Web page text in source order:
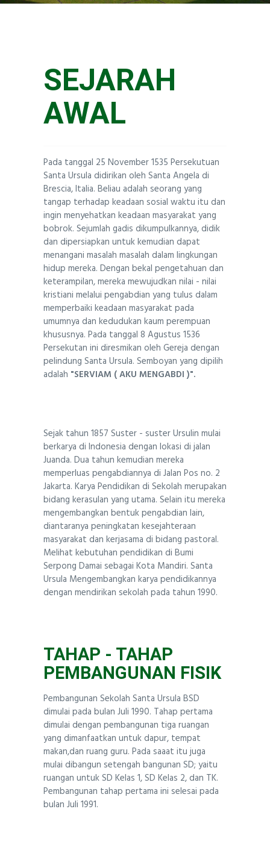
SEJARAH
AWAL
Pada tanggal 25 November 1535 Persekutuan
Santa Ursula didirikan oleh Santa Angela di
Brescia, Italia. Beliau adalah seorang yang
tangap terhadap keadaan sosial waktu itu dan
ingin menyehatkan keadaan masyarakat yang
bobrok. Sejumlah gadis dikumpulkannya, didik
dan dipersiapkan untuk kemudian dapat
menangani masalah masalah dalam lingkungan
hidup mereka. Dengan bekal pengetahuan dan
keterampilan, mereka mewujudkan nilai - nilai
kristiani melalui pengabdian yang tulus dalam
memperbaiki keadaan masyarakat pada
umumnya dan kedudukan kaum perempuan
khususnya. Pada tanggal 8 Agustus 1536
Persekutan ini diresmikan oleh Gereja dengan
pelindung Santa Ursula. Semboyan yang dipilih
adalah "SERVIAM ( AKU MENGABDI )".
Sejak tahun 1857 Suster - suster Ursulin mulai
berkarya di Indonesia dengan lokasi di jalan
Juanda. Dua tahun kemudian mereka
memperluas pengabdiannya di Jalan Pos no. 2
Jakarta. Karya Pendidikan di Sekolah merupakan
bidang kerasulan yang utama. Selain itu mereka
mengembangkan bentuk pengabdian lain,
diantaranya peningkatan kesejahteraan
masyarakat dan kerjasama di bidang pastoral.
Melihat kebutuhan pendidikan di Bumi
Serpong Damai sebagai Kota Mandiri. Santa
Ursula Mengembangkan karya pendidikannya
dengan mendirikan sekolah pada tahun 1990.
TAHAP - TAHAP
PEMBANGUNAN FISIK
Pembangunan Sekolah Santa Ursula BSD
dimulai pada bulan Juli 1990. Tahap pertama
dimulai dengan pembangunan tiga ruangan
yang dimanfaatkan untuk dapur, tempat
makan,dan ruang guru. Pada saaat itu juga
mulai dibangun setengah bangunan SD; yaitu
ruangan untuk SD Kelas 1, SD Kelas 2, dan TK.
Pembangunan tahap pertama ini selesai pada
bulan Juli 1991.